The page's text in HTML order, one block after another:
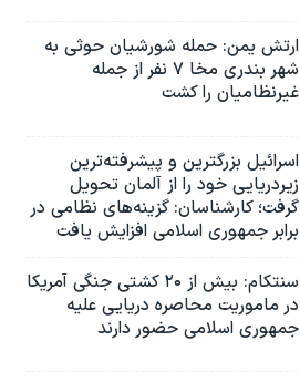
ارتش یمن: حمله شورشیان حوثی به
شهر بندری مخا ۷ نفر از جمله
غیرنظامیان را کشت
اسرائيل بزرگترین و پیشرفته‌ترین
زیردریایی خود را از آلمان تحویل
گرفت؛ کارشناسان: گزینه‌های نظامی در
برابر جمهوری اسلامی افزایش یافت
سنتکام: بیش از ۲۰ کشتی جنگی آمریکا
در ماموریت محاصره دریایی علیه
جمهوری اسلامی حضور دارند